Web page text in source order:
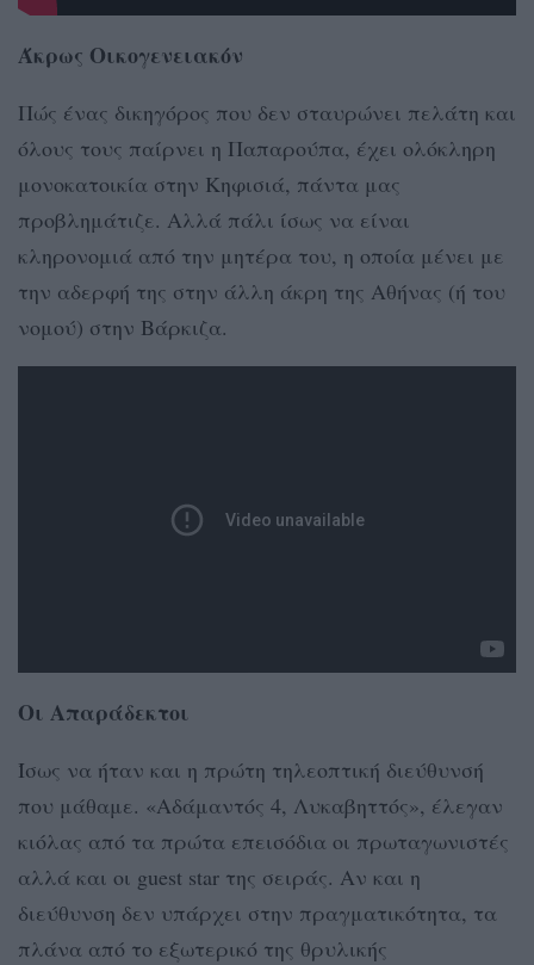
Άκρως Οικογενειακόν
Πώς ένας δικηγόρος που δεν σταυρώνει πελάτη και
όλους τους παίρνει η Παπαρούπα, έχει ολόκληρη
μονοκατοικία στην Κηφισιά, πάντα μας
προβλημάτιζε. Αλλά πάλι ίσως να είναι
κληρονομιά από την μητέρα του, η οποία μένει με
την αδερφή της στην άλλη άκρη της Αθήνας (ή του
νομού) στην Βάρκιζα.
Οι Απαράδεκτοι
Ίσως να ήταν και η πρώτη τηλεοπτική διεύθυνσή
που μάθαμε. «Αδάμαντός 4, Λυκαβηττός», έλεγαν
κιόλας από τα πρώτα επεισόδια οι πρωταγωνιστές
αλλά και οι guest star της σειράς. Αν και η
διεύθυνση δεν υπάρχει στην πραγματικότητα, τα
πλάνα από το εξωτερικό της θρυλικής